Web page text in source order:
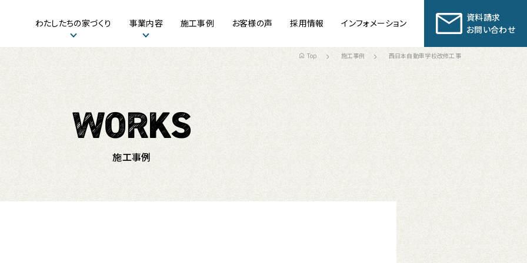
わたしたちの家づくり 事業内容 施工事例 お客様の声 採用情報 インフォメーション
資料請求
お問い合わせ
Top 施工事例 西日本自動車学校改修工事
施工事例